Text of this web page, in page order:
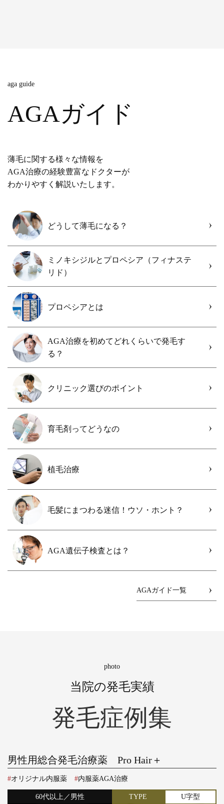
aga guide
AGAガイド
薄毛に関する様々な情報を
AGA治療の経験豊富なドクターが
わかりやすく解説いたします。
AGAガイド一覧
どうして薄毛になる？
ミノキシジルとプロペシア（フィナステ
リド）
プロペシアとは
AGA治療を初めてどれくらいで発毛す
る？
クリニック選びのポイント
育毛剤ってどうなの
植毛治療
毛髪にまつわる迷信！ウソ・ホント？
AGA遺伝子検査とは？
photo
当院の発毛実績
発毛症例集
男性用総合発毛治療薬 Pro Hair＋
オリジナル内服薬 内服薬AGA治療
60代以上／男性 TYPE U字型